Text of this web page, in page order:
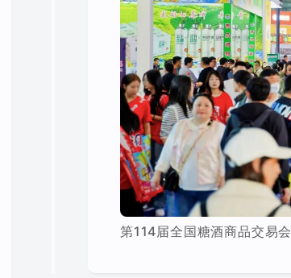
第114届全国糖酒商品交易